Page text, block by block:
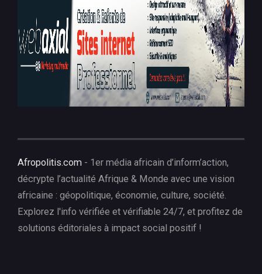
Afropolitis.com - 1er média africain d’inform’action,
décrypte l’actualité Afrique & Monde avec une vision
africaine : géopolitique, économie, culture, société.
Explorez l'info vérifiée et vérifiable 24/7, et profitez de
solutions éditoriales à impact social positif !